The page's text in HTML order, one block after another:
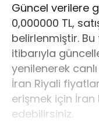
Güncel verilere
0,000000 TL,
belirlenmiştir. Bu
itibarıyla
yenilenerek
İran Riyali
erişmek için İran
edebilirsiniz.